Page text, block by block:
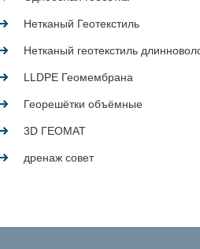
Нетканый Геотекстиль
Нетканый геотекстиль
LLDPE Геомембрана
Георешётки объёмные
3D ГЕОМАТ
дренаж совет